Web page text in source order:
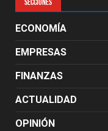
SECCIONES
ECONOMÍA
EMPRESAS
FINANZAS
ACTUALIDAD
OPINIÓN